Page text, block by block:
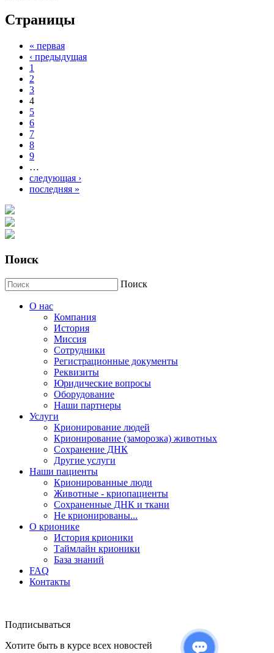
Страницы
« первая
‹ предыдущая
1
2
3
4
5
6
7
8
9
…
следующая ›
последняя »
Поиск
Поиск
О нас
Компания
История
Миссия
Сотрудники
Регистрационные документы
Реквизиты
Юридические вопросы
Оборудование
Наши партнеры
Услуги
Крионирование людей
Крионирование (заморозка) животных
Сохранение ДНК
Другие услуги
Наши пациенты
Крионированные люди
Животные - криопациенты
Сохраненные ДНК и ткани
Не крионированы...
О крионике
История крионики
Таймлайн крионики
База знаний
FAQ
Контакты
Подписываться
Хотите быть в курсе всех новостей